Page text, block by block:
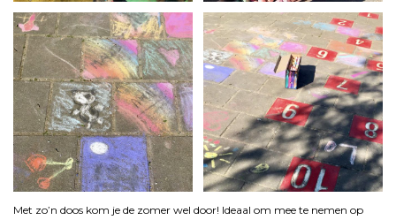
Met zo’n doos kom je de zomer wel door! Ideaal om mee te nemen op